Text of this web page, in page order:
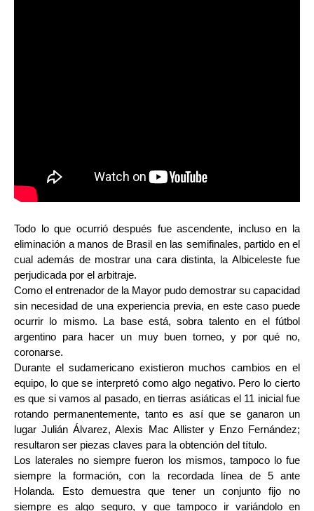
Todo lo que ocurrió después fue ascendente, incluso en la
eliminación a manos de Brasil en las semifinales, partido en el
cual además de mostrar una cara distinta, la Albiceleste fue
perjudicada por el arbitraje.
Como el entrenador de la Mayor pudo demostrar su capacidad
sin necesidad de una experiencia previa, en este caso puede
ocurrir lo mismo. La base está, sobra talento en el fútbol
argentino para hacer un muy buen torneo, y por qué no,
coronarse.
Durante el sudamericano existieron muchos cambios en el
equipo, lo que se interpretó como algo negativo. Pero lo cierto
es que si vamos al pasado, en tierras asiáticas el 11 inicial fue
rotando permanentemente, tanto es así que se ganaron un
lugar Julián Álvarez, Alexis Mac Allister y Enzo Fernández;
resultaron ser piezas claves para la obtención del título.
Los laterales no siempre fueron los mismos, tampoco lo fue
siempre la formación, con la recordada línea de 5 ante
Holanda. Esto demuestra que tener un conjunto fijo no
siempre es algo seguro, y que tampoco ir variándolo en